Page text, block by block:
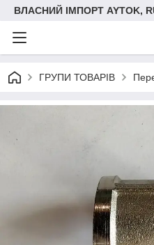
ВЛАСНИЙ ІМПОРТ AYTOK,
ГРУПИ ТОВАРІВ